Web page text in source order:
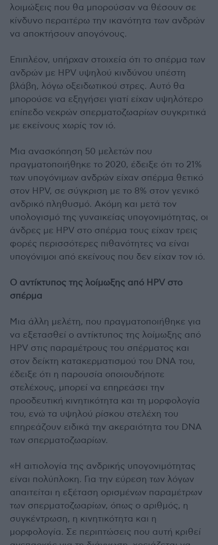
λοιμώξεις που θα μπορούσαν να θέσουν σε
κίνδυνο περαιτέρω την ικανότητα των ανδρών
να αποκτήσουν απογόνους.
Επιπλέον, υπήρχαν στοιχεία ότι το σπέρμα των
ανδρών με HPV υψηλού κινδύνου υπέστη
βλάβη, λόγω οξειδωτικού στρες. Αυτό θα
μπορούσε να εξηγήσει γιατί είχαν υψηλότερο
επίπεδο νεκρών σπερματοζωαρίων συγκριτικά
με εκείνους χωρίς τον ιό.
Μια ανασκόπηση 50 μελετών που
πραγματοποιήθηκε το 2020, έδειξε ότι το 21%
των υπογόνιμων ανδρών είχαν σπέρμα θετικό
στον HPV, σε σύγκριση με το 8% στον γενικό
ανδρικό πληθυσμό. Ακόμη και μετά τον
υπολογισμό της γυναικείας υπογονιμότητας, οι
άνδρες με HPV στο σπέρμα τους είχαν τρεις
φορές περισσότερες πιθανότητες να είναι
υπογόνιμοι από εκείνους που δεν είχαν τον ιό.
Ο αντίκτυπος της λοίμωξης από HPV στο
σπέρμα
Μια άλλη μελέτη, που πραγματοποιήθηκε για
να εξετασθεί ο αντίκτυπος της λοίμωξης από
HPV στις παραμέτρους του σπέρματος και
στον δείκτη κατακερματισμού του DNA του,
έδειξε ότι η παρουσία οποιουδήποτε
στελέχους, μπορεί να επηρεάσει την
προοδευτική κινητικότητα και τη μορφολογία
του, ενώ τα υψηλού ρίσκου στελέχη του
επηρεάζουν ειδικά την ακεραιότητα του DNA
των σπερματοζωαρίων.
«Η αιτιολογία της ανδρικής υπογονιμότητας
είναι πολύπλοκη. Για την εύρεση των λόγων
απαιτείται η εξέταση ορισμένων παραμέτρων
των σπερματοζωαρίων, όπως ο αριθμός, η
συγκέντρωση, η κινητικότητα και η
μορφολογία. Σε περιπτώσεις που αυτή κριθεί